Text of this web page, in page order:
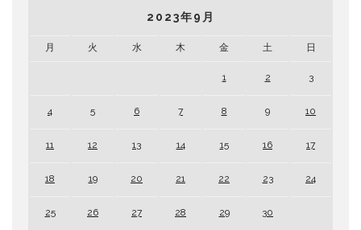
2023年9月
月 火 水 木 金 土 日
1 2 3
4 5 6 7 8 9 10
11 12 13 14 15 16 17
18 19 20 21 22 23 24
25 26 27 28 29 30